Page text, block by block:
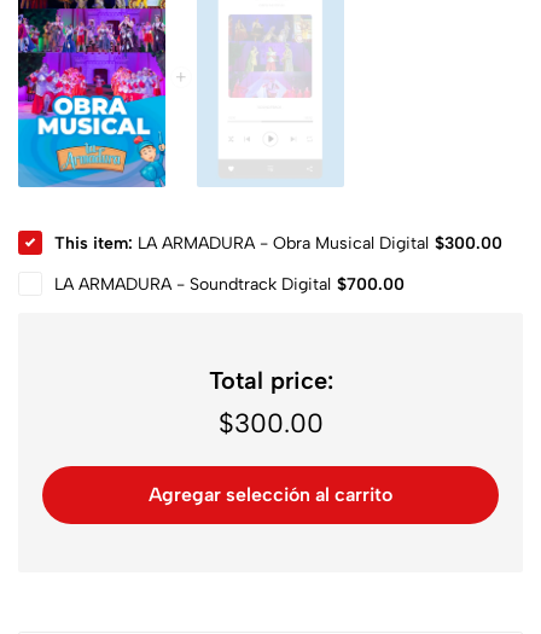
This item: LA ARMADURA - Obra Musical Digital $300.00
LA ARMADURA - Soundtrack Digital $700.00
Total price:
$300.00
Agregar selección al carrito